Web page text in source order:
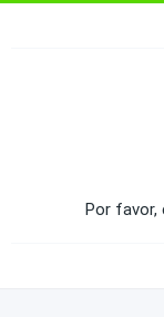
Por favor,